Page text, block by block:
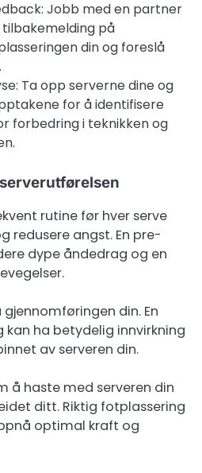
Jobb med en partner
tilbakemelding på
din og foreslå
Ta opp serverne dine og
for å identifisere
forbedring i teknikken og
rutine før hver serve
redusere angst. En pre-
dype åndedrag og en
din. En
ha betydelig innvirkning
av serveren din.
å haste med serveren din
ditt. Riktig fotplassering
optimal kraft og